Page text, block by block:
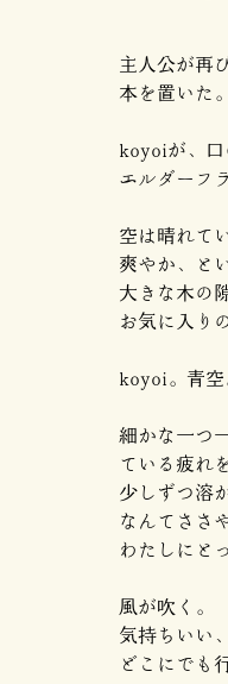
主人公が再
本を置いた。
koyoiが、口
エルダーフ
空は晴れて
爽やか、と
大きな木の
お気に入り
koyoi。青空
細かな一つ
ている疲れを
少しずつ溶
なんてささ
わたしにと
風が吹く。
気持ちいい
どこにでも